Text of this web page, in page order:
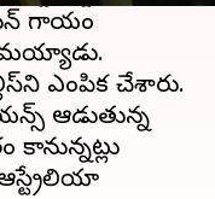
గాయం
ఎంపిక చేశారు.
ఆడుతున్న